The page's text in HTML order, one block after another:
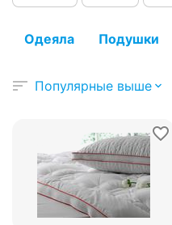
Одеяла Подушки
Популярные выше